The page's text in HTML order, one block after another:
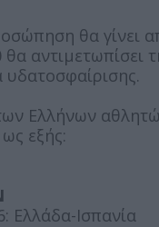
θα γίνει
αντιμετωπίσει
Ελλήνων
εξής:
Ελλάδα-Ισπανία